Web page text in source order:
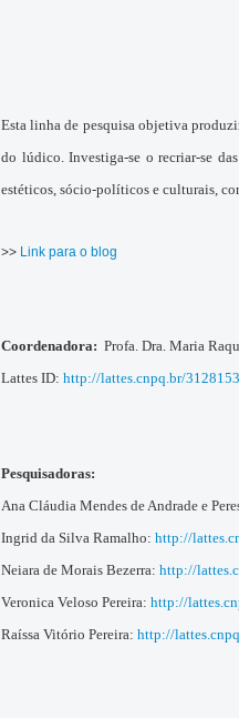
Esta linha de pesquisa objetiva
do lúdico. Investiga-se o recriar-se
estéticos, sócio-políticos e culturais,
>> Link para o blog
Coordenadora: Profa. Dra. Maria
Lattes ID: http://lattes.cnpq.br/
Pesquisadoras:
Ana Cláudia Mendes de Andrade e
Ingrid da Silva Ramalho: http://
Neiara de Morais Bezerra: http://
Veronica Veloso Pereira: http://
Raíssa Vitório Pereira: http://